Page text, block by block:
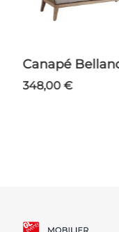
Canapé
348,00 €